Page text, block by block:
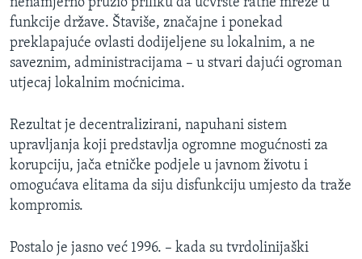
funkcije države. Štaviše, značajne i ponekad
preklapajuće ovlasti dodijeljene su lokalnim, a ne
saveznim, administracijama – u stvari dajući ogroman
utjecaj lokalnim moćnicima.
Rezultat je decentralizirani, napuhani sistem
upravljanja koji predstavlja ogromne mogućnosti za
korupciju, jača etničke podjele u javnom životu i
omogućava elitama da siju disfunkciju umjesto da traže
kompromis.
Postalo je jasno već 1996. – kada su tvrdolinijaški